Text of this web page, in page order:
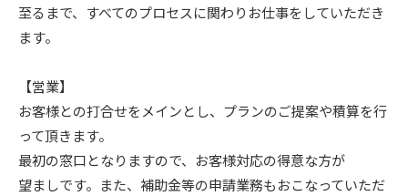
至るまで、すべてのプロセスに関わりお仕事をしていただき
ます。
【営業】
お客様との打合せをメインとし、プランのご提案や積算を行
って頂きます。
最初の窓口となりますので、お客様対応の得意な方が
望ましです。また、補助金等の申請業務もおこなっていただ